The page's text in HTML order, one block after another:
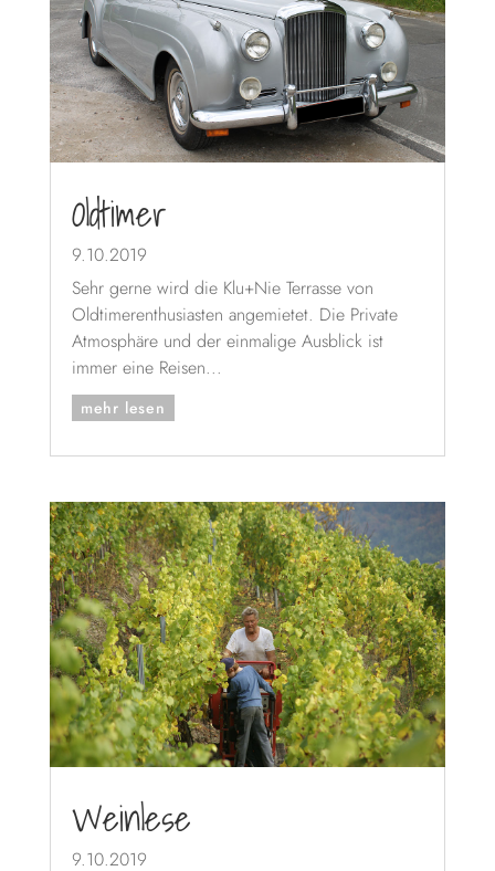
Oldtimer
9.10.2019
Sehr gerne wird die Klu+Nie Terrasse von
Oldtimerenthusiasten angemietet. Die Private
Atmosphäre und der einmalige Ausblick ist
immer eine Reisen...
mehr lesen
Weinlese
9.10.2019